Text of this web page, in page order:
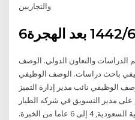
والتجاريين
والتعاون الدولي. الوصف
باحث دراسات. الوصف الوظيفي
الوظيفي نائب مدير إدارة التميز
مدير التسويق في شركه الطيار
للاستقدام, الرياض، المملكة العربية السعودية, 4 إلى 6 عاما من الخبرة.